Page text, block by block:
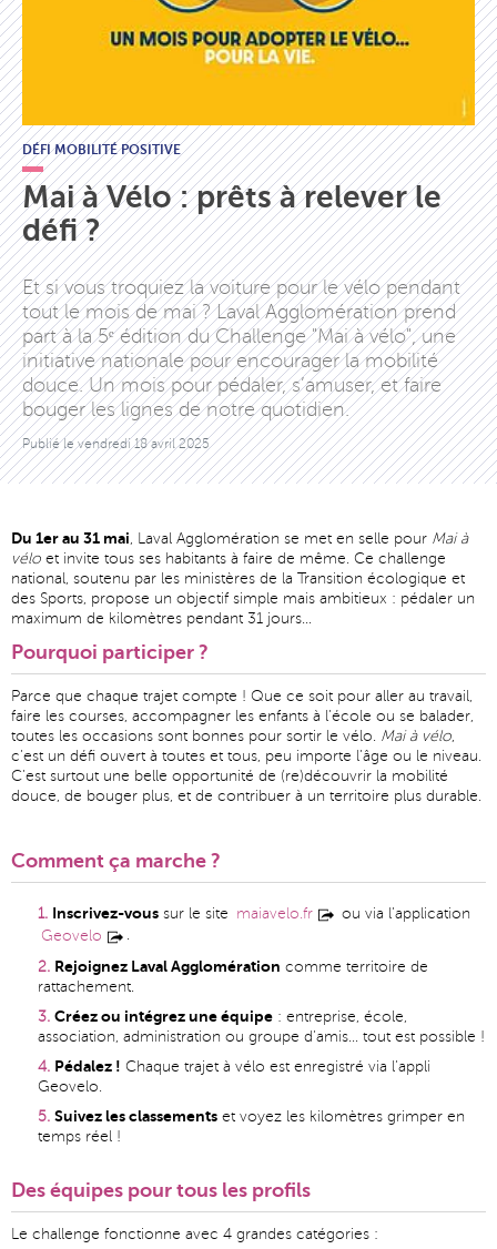
DÉFI MOBILITÉ POSITIVE
Mai à Vélo : prêts à relever le
défi ?
Et si vous troquiez la voiture pour le vélo pendant
tout le mois de mai ? Laval Agglomération prend
part à la 5ᵉ édition du Challenge "Mai à vélo", une
initiative nationale pour encourager la mobilité
douce. Un mois pour pédaler, s’amuser, et faire
bouger les lignes de notre quotidien.
Publié levendredi 18 avril 2025
Du 1er au 31 mai , Laval Agglomération se met en selle pour Mai à
vélo et invite tous ses habitants à faire de même. Ce challenge
national, soutenu par les ministères de la Transition écologique et
des Sports, propose un objectif simple mais ambitieux : pédaler un
maximum de kilomètres pendant 31 jours…
Pourquoi participer ?
Parce que chaque trajet compte ! Que ce soit pour aller au travail,
faire les courses, accompagner les enfants à l’école ou se balader,
toutes les occasions sont bonnes pour sortir le vélo. Mai à vélo
c’est un défi ouvert à toutes et tous, peu importe l’âge ou le niveau.
C’est surtout une belle opportunité de (re)découvrir la mobilité
douce, de bouger plus, et de contribuer à un territoire plus durable.
Comment ça marche ?
Inscrivez-vous sur le site maiavelo.fr
ou via l’application
Geovelo
.
Rejoignez Laval Agglomération comme territoire de
rattachement.
Créez ou intégrez une équipe : entreprise, école,
association, administration ou groupe d’amis… tout est possible !
Pédalez ! Chaque trajet à vélo est enregistré via l’appli
Geovelo.
Suivez les classements et voyez les kilomètres grimper en
temps réel !
Des équipes pour tous les profils
Le challenge fonctionne avec 4 grandes catégories :